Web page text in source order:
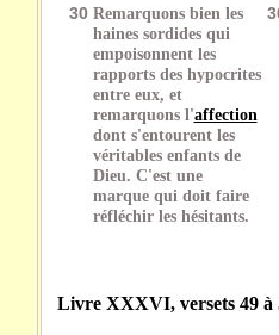
30 Remarquons bien les
haines sordides qui
empoisonnent les
rapports des hypocrites
entre eux, et
remarquons l'affection
dont s'entourent les
véritables enfants de
Dieu. C'est une
marque qui doit faire
réfléchir les hésitants.
Livre XXXVI, versets 49 à